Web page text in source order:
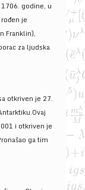
1706. godine, u
je
Franklin),
za ljudska
otkriven je 27.
i otkriven je
ga tim